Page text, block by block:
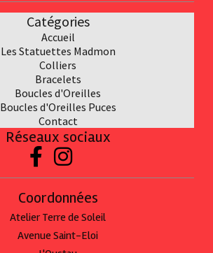
Catégories
Accueil
Les Statuettes Madmon
Colliers
Bracelets
Boucles d'Oreilles
Boucles d'Oreilles Puces
Contact
Réseaux sociaux
 
Coordonnées
Atelier Terre de Soleil
Avenue Saint-Eloi